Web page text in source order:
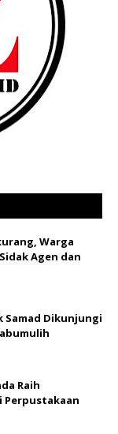
Warga
Agen dan
Samad Dikunjungi
Raih
Perpustakaan